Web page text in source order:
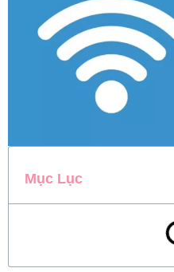
Mục Lục